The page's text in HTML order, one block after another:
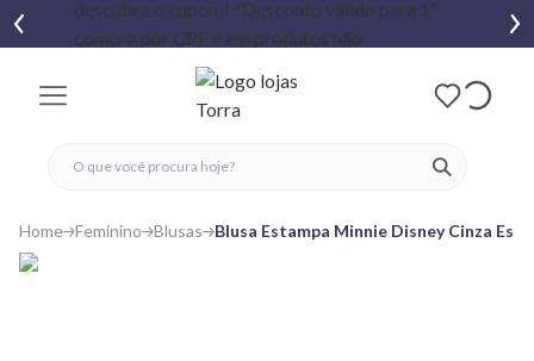
ver
fechar menu
fechar menu
favoritos
Home Feminino Blusas Blusa Estampa Minnie Disney Cinza